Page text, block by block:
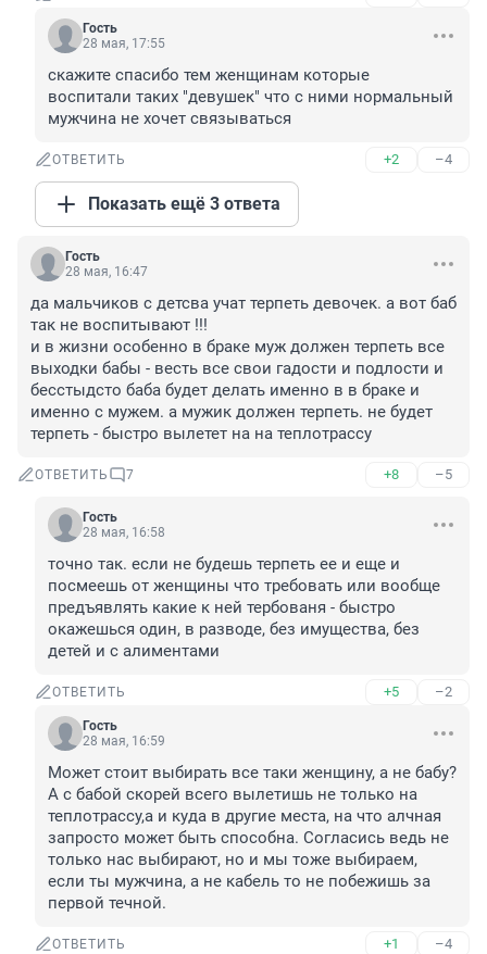
Гость
28 мая, 17:55
скажите спасибо тем женщинам которые
воспитали таких "девушек" что с ними нормальный
мужчина не хочет связываться
ОТВЕТИТЬ +2 –4
Показать ещё 3 ответа
Гость
28 мая, 16:47
да мальчиков с детсва учат терпеть девочек. а вот баб
так не воспитывают !!!
и в жизни особенно в браке муж должен терпеть все
выходки бабы - весть все свои гадости и подлости и
бесстыдсто баба будет делать именно в в браке и
именно с мужем. а мужик должен терпеть. не будет
терпеть - быстро вылетет на на теплотрассу
ОТВЕТИТЬ 7 +8 –5
Гость
28 мая, 16:58
точно так. если не будешь терпеть ее и еще и
посмеешь от женщины что требовать или вообще
предъявлять какие к ней тербованя - быстро
окажешься один, в разводе, без имущества, без
детей и с алиментами
ОТВЕТИТЬ +5 –2
Гость
28 мая, 16:59
Может стоит выбирать все таки женщину, а не бабу?
А с бабой скорей всего вылетишь не только на
теплотрассу,а и куда в другие места, на что алчная
запросто может быть способна. Согласись ведь не
только нас выбирают, но и мы тоже выбираем,
если ты мужчина, а не кабель то не побежишь за
первой течной.
ОТВЕТИТЬ +1 –4